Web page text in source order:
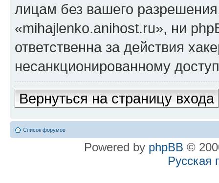
лицам без вашего
«mihajlenko.anihost.ru», ни
ответственна за действия
несанкционированному
Вернуться на страницу входа
Список форумов
Powered by phpBB ©
Русская